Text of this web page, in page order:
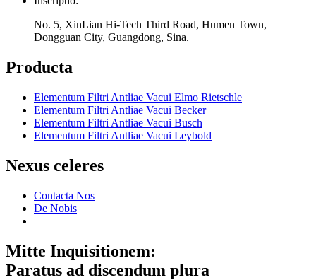
No. 5, XinLian Hi-Tech Third Road, Humen Town,
Dongguan City, Guangdong, Sina.
Producta
Elementum Filtri Antliae Vacui Elmo Rietschle
Elementum Filtri Antliae Vacui Becker
Elementum Filtri Antliae Vacui Busch
Elementum Filtri Antliae Vacui Leybold
Nexus celeres
Contacta Nos
De Nobis
Mitte Inquisitionem:
Paratus ad discendum plura